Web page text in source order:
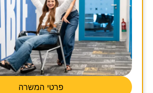
פרטי המשרה